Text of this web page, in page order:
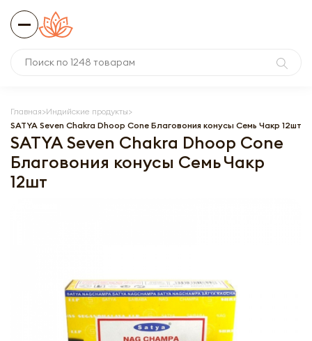
Главная Индийские продукты
SATYA Seven Chakra Dhoop Cone Благовония конусы Семь Чакр 12шт
SATYA Seven Chakra Dhoop Cone
Благовония конусы Семь Чакр
12шт